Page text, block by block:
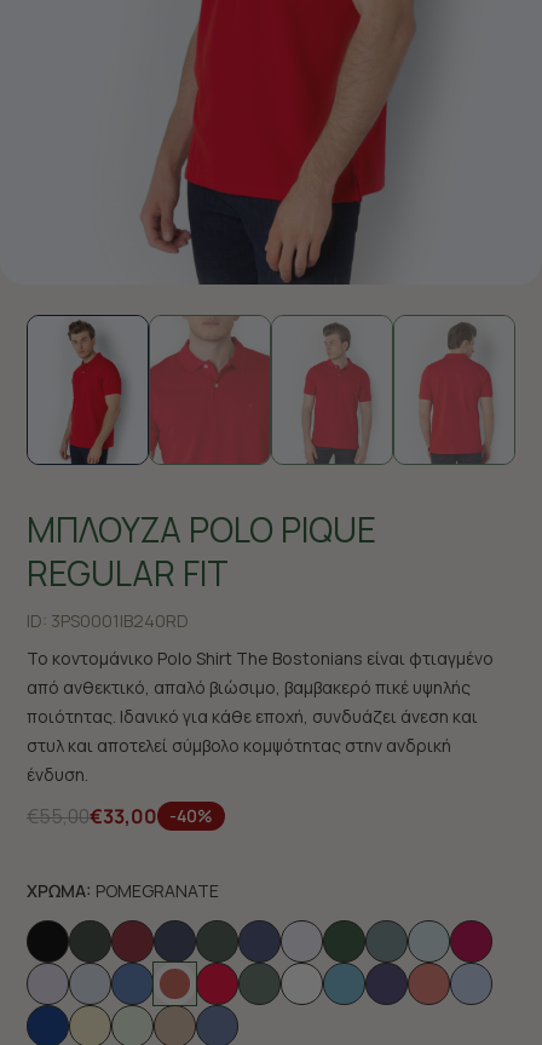
ΜΠΛΟΥΖΑ POLO PIQUE
REGULAR FIT
ID: 3PS0001|B240RD
Το κοντομάνικο Polo Shirt The Bostonians είναι φτιαγμένο
από ανθεκτικό, απαλό βιώσιμο, βαμβακερό πικέ υψηλής
ποιότητας. Ιδανικό για κάθε εποχή, συνδυάζει άνεση και
στυλ και αποτελεί σύμβολο κομψότητας στην ανδρική
ένδυση.
€55,00€33,00 -40%
ΧΡΩΜΑ: POMEGRANATE